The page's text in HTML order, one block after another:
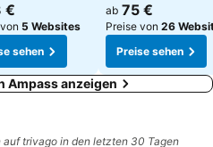
€
5 Websites
sehen
ab 75 €
Preise von 26
Preise sehen
Ampass anzeigen
trivago in den letzten 30 Tagen